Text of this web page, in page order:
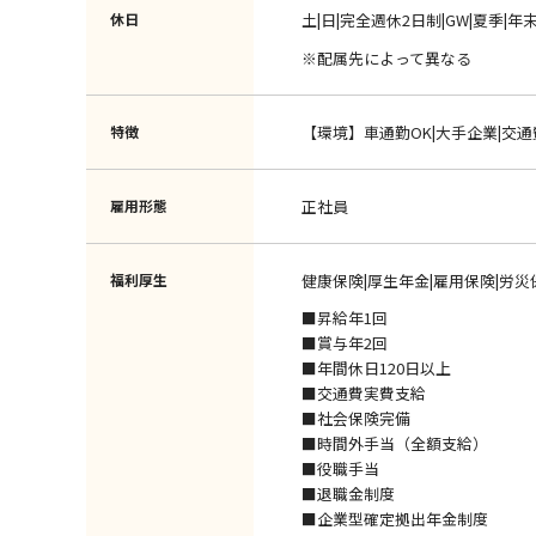
休日
土|日|完全週休2日制|GW|夏季|年
※配属先によって異なる
特徴 【環境】車通勤OK|大手企業|交
雇用形態 正社員
福利厚生
健康保険|厚生年金|雇用保険|労災
■昇給年1回
■賞与年2回
■年間休日120日以上
■交通費実費支給
■社会保険完備
■時間外手当（全額支給）
■役職手当
■退職金制度
■企業型確定拠出年金制度